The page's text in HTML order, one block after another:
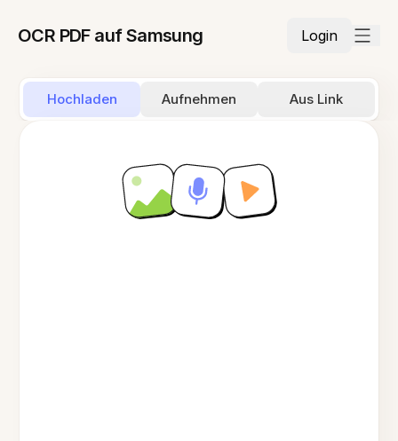
OCR PDF auf Samsung Login
Hochladen Aufnehmen Aus Link